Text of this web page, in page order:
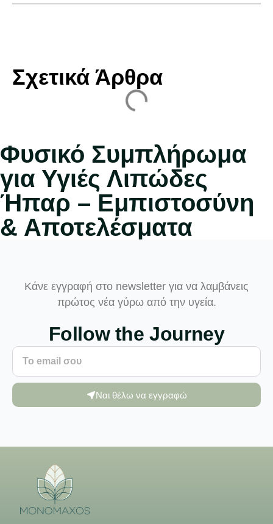
Σχετικά Άρθρα
Φυσικό Συμπλήρωμα
για Υγιές Λιπώδες
Ήπαρ – Εμπιστοσύνη
& Αποτελέσματα
Κάνε εγγραφή στο newsletter για να λαμβάνεις
πρώτος νέα γύρω από την υγεία.
Follow the Journey
Ναι θέλω να εγγραφώ